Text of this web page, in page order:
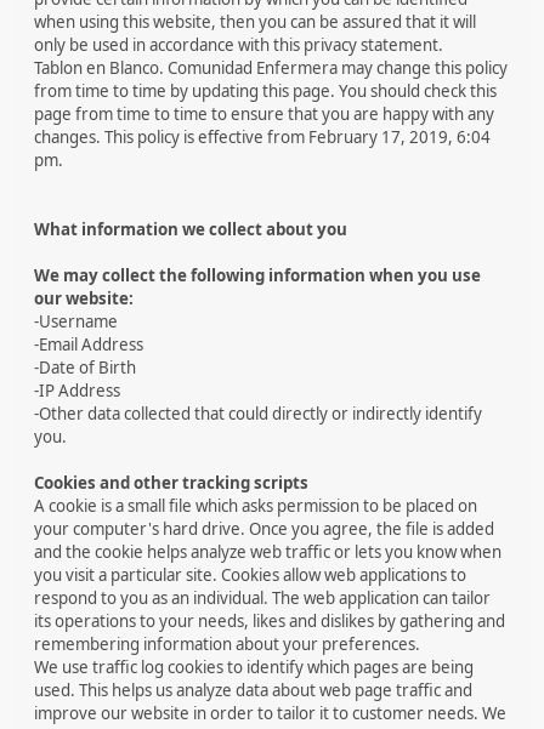
when using this website, then you can be assured that it will
only be used in accordance with this privacy statement.
Tablon en Blanco. Comunidad Enfermera may change this policy
from time to time by updating this page. You should check this
page from time to time to ensure that you are happy with any
changes. This policy is effective from February 17, 2019, 6:04
pm.
What information we collect about you
We may collect the following information when you use
our website:
-Username
-Email Address
-Date of Birth
-IP Address
-Other data collected that could directly or indirectly identify
you.
Cookies and other tracking scripts
A cookie is a small file which asks permission to be placed on
your computer's hard drive. Once you agree, the file is added
and the cookie helps analyze web traffic or lets you know when
you visit a particular site. Cookies allow web applications to
respond to you as an individual. The web application can tailor
its operations to your needs, likes and dislikes by gathering and
remembering information about your preferences.
We use traffic log cookies to identify which pages are being
used. This helps us analyze data about web page traffic and
improve our website in order to tailor it to customer needs. We